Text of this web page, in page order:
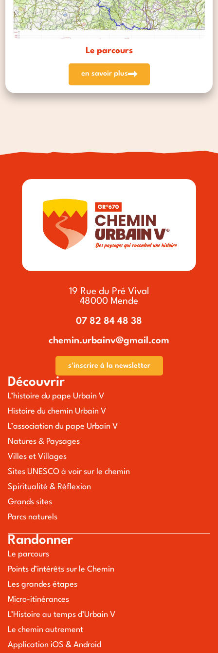
Le parcours
en savoir plus
19 Rue du Pré Vival
48000 Mende
07 82 84 48 38
chemin.urbainv@gmail.com
s'inscrire à la newsletter
Découvrir
L’histoire du pape Urbain V
Histoire du chemin Urbain V
L’association du pape Urbain V
Natures & Paysages
Villes et Villages
Sites UNESCO à voir sur le chemin
Spiritualité & Réflexion
Grands sites
Parcs naturels
Randonner
Le parcours
Points d’intérêts sur le Chemin
Les grandes étapes
Micro-itinérances
L’Histoire au temps d’Urbain V
Le chemin autrement
Application iOS & Android